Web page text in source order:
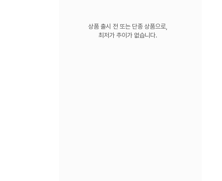
상품 출시 전 또는 단종 상품으로,
최저가 추이가 없습니다.